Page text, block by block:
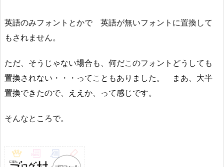
英語のみフォントとかで 英語が無いフォントに置換して
もされません。
ただ、そうじゃない場合も、何だこのフォントどうしても
置換されない・・・ってこともありました。 まあ、大半
置換できたので、ええか、って感じです。
そんなところで。